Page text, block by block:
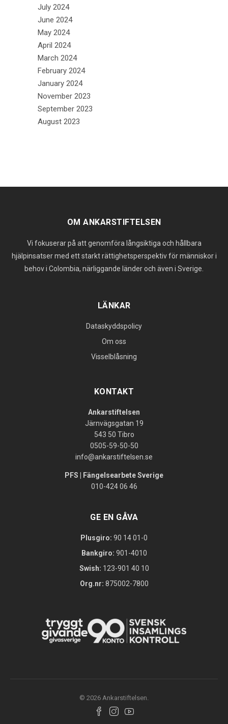
July 2024
June 2024
May 2024
April 2024
March 2024
February 2024
January 2024
November 2023
September 2023
August 2023
OM ANKARSTIFTELSEN
Vi fokuserar på att genomföra långsiktiga och hållbara
hjälpinsatser med ett starkt rättighetsperspektiv för människor i
behov i Colombia, närliggande länder och även i Sverige.
LÄNKAR
Dataskyddspolicy
Om oss
Visselblåsning
KONTAKT
Ankarstiftelsen
Järnvägsgatan 19
543 50 Tibro
0505-59-50-50
info@ankarstiftelsen.se
PFS | Fängelsearbete Sverige
010-424 06 46
GE EN GÅVA
Plusgiro: 90 14 01-0
Bankgiro: 901-4010
Swish: 123-901 40 10
Org.nr: 875002-7800
© 2026 Ankarstiftelsen.